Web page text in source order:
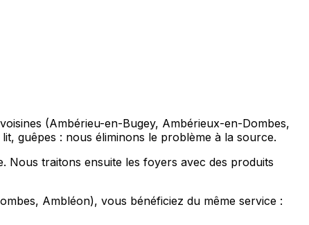
(Ambérieu-en-Bugey, Ambérieux-en-Dombes,
guêpes : nous éliminons le problème à la source.
Nous traitons ensuite les foyers avec des produits
Ambléon), vous bénéficiez du même service :